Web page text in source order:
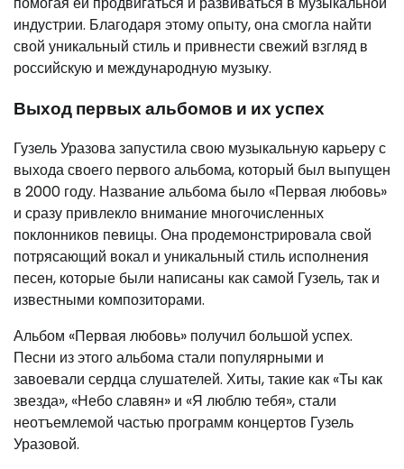
индустрии. Благодаря этому опыту, она смогла найти
свой уникальный стиль и привнести свежий взгляд в
российскую и международную музыку.
Выход первых альбомов и их успех
Гузель Уразова запустила свою музыкальную карьеру с
выхода своего первого альбома, который был выпущен
в 2000 году. Название альбома было «Первая любовь»
и сразу привлекло внимание многочисленных
поклонников певицы. Она продемонстрировала свой
потрясающий вокал и уникальный стиль исполнения
песен, которые были написаны как самой Гузель, так и
известными композиторами.
Альбом «Первая любовь» получил большой успех.
Песни из этого альбома стали популярными и
завоевали сердца слушателей. Хиты, такие как «Ты как
звезда», «Небо славян» и «Я люблю тебя», стали
неотъемлемой частью программ концертов Гузель
Уразовой.